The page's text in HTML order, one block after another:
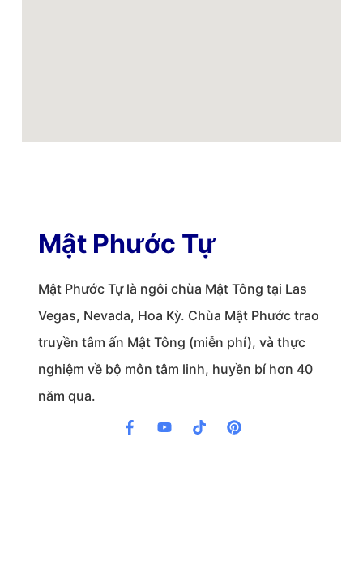
Mật Phước Tự
Mật Phước Tự là ngôi chùa Mật Tông tại Las
Vegas, Nevada, Hoa Kỳ. Chùa Mật Phước trao
truyền tâm ấn Mật Tông (miễn phí), và thực
nghiệm về bộ môn tâm linh, huyền bí hơn 40
năm qua.